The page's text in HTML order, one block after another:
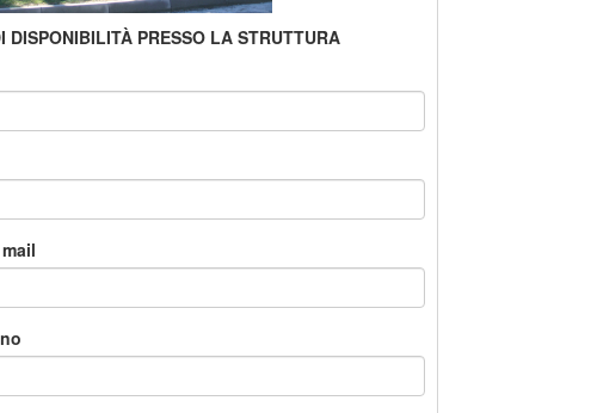
DISPONIBILITÀ PRESSO LA STRUTTURA